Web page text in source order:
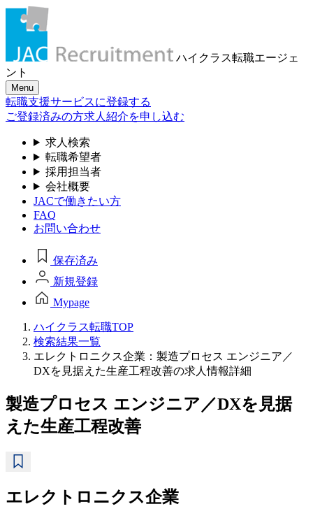
ハイクラス転職エージェ
ント
Menu
転職支援サービスに登録する
ご登録済みの方求人紹介を申し込む
求人検索
転職希望者
採用担当者
会社概要
JACで働きたい方
FAQ
お問い合わせ
保存済み
新規登録
Mypage
ハイクラス転職TOP
検索結果一覧
エレクトロニクス企業：製造プロセス エンジニア／
DXを見据えた生産工程改善の求人情報詳細
製造プロセス エンジニア／DXを見据
えた生産工程改善
エレクトロニクス企業